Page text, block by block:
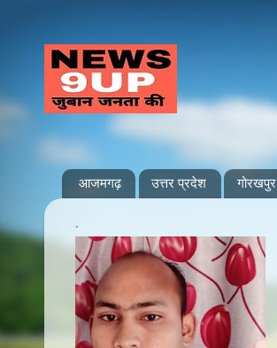
आजमगढ़ उत्तर प्रदेश गोरखपुर
.